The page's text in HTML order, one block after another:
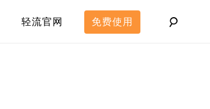
轻流官网 免费使用